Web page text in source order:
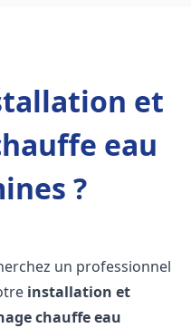
et
eau
?
un professionnel
installation et
chauffe eau